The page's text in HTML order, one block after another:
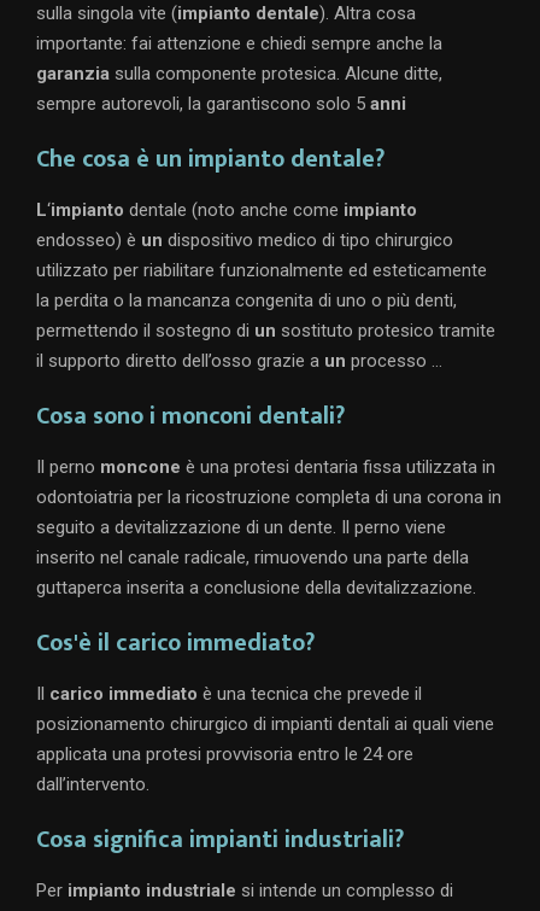
sulla singola vite (impianto dentale). Altra cosa
importante: fai attenzione e chiedi sempre anche la
garanzia sulla componente protesica. Alcune ditte,
sempre autorevoli, la garantiscono solo 5 anni
Che cosa è un impianto dentale?
L‘impianto dentale (noto anche come impianto
endosseo) è un dispositivo medico di tipo chirurgico
utilizzato per riabilitare funzionalmente ed esteticamente
la perdita o la mancanza congenita di uno o più denti,
permettendo il sostegno di un sostituto protesico tramite
il supporto diretto dell’osso grazie a un processo …
Cosa sono i monconi dentali?
Il perno moncone è una protesi dentaria fissa utilizzata in
odontoiatria per la ricostruzione completa di una corona in
seguito a devitalizzazione di un dente. Il perno viene
inserito nel canale radicale, rimuovendo una parte della
guttaperca inserita a conclusione della devitalizzazione.
Cos'è il carico immediato?
Il carico immediato è una tecnica che prevede il
posizionamento chirurgico di impianti dentali ai quali viene
applicata una protesi provvisoria entro le 24 ore
dall’intervento.
Cosa significa impianti industriali?
Per impianto industriale si intende un complesso di